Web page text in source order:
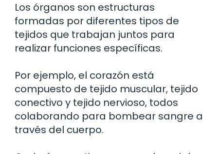
Los órganos son estructuras
formadas por diferentes tipos de
tejidos que trabajan juntos para
realizar funciones específicas.
Por ejemplo, el corazón está
compuesto de tejido muscular, tejido
conectivo y tejido nervioso, todos
colaborando para bombear sangre a
través del cuerpo.